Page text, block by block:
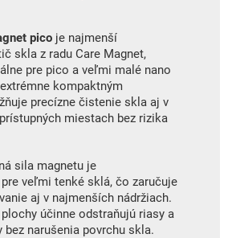
pico je najmenší
skla z radu Care Magnet,
pre pico a veľmi malé nano
kompaktným
precízne čistenie skla aj v
miestach bez rizika
sila magnetu je
veľmi tenké sklá, čo zaručuje
aj v najmenších nádržiach.
účinne odstraňujú riasy a
narušenia povrchu skla.